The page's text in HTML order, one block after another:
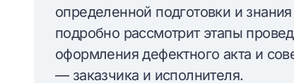
определенной подготовки и
подробно рассмотрит этапы
оформления дефектного акта и
— заказчика и исполнителя.